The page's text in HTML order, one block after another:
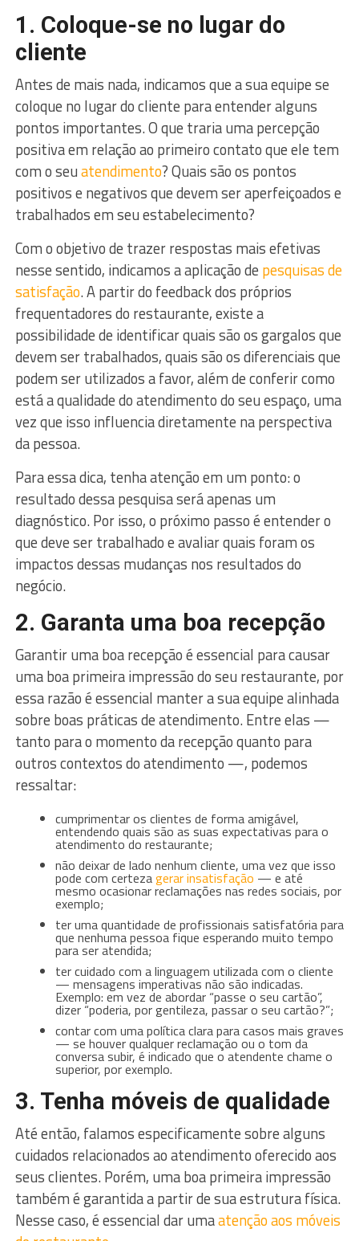
1. Coloque-se no lugar do
cliente
Antes de mais nada, indicamos que a sua equipe se
coloque no lugar do cliente para entender alguns
pontos importantes. O que traria uma percepção
positiva em relação ao primeiro contato que ele tem
com o seuatendimento? Quais são os pontos
positivos e negativos que devem ser aperfeiçoados e
trabalhados em seu estabelecimento?
Com o objetivo de trazer respostas mais efetivas
nesse sentido, indicamos a aplicação de pesquisas de
satisfação. A partir do feedback dos próprios
frequentadores do restaurante, existe a
possibilidade de identificar quais são os gargalos que
devem ser trabalhados, quais são os diferenciais que
podem ser utilizados a favor, além de conferir como
está a qualidade do atendimento do seu espaço, uma
vez que isso influencia diretamente na perspectiva
da pessoa.
Para essa dica, tenha atenção em um ponto: o
resultado dessa pesquisa será apenas um
diagnóstico. Por isso, o próximo passo é entender o
que deve ser trabalhado e avaliar quais foram os
impactos dessas mudanças nos resultados do
negócio.
2. Garanta uma boa recepção
Garantir uma boa recepção é essencial para causar
uma boa primeira impressão do seu restaurante, por
essa razão é essencial manter a sua equipe alinhada
sobre boas práticas de atendimento. Entre elas —
tanto para o momento da recepção quanto para
outros contextos do atendimento —, podemos
ressaltar:
cumprimentar os clientes de forma amigável,
entendendo quais são as suas expectativas para o
atendimento do restaurante;
não deixar de lado nenhum cliente, uma vez que isso
pode com certezagerar insatisfação — e até
mesmo ocasionar reclamações nas redes sociais, por
exemplo;
ter uma quantidade de profissionais satisfatória para
que nenhuma pessoa fique esperando muito tempo
para ser atendida;
ter cuidado com a linguagem utilizada com o cliente
— mensagens imperativas não são indicadas.
Exemplo: em vez de abordar “passe o seu cartão”,
dizer “poderia, por gentileza, passar o seu cartão?”;
contar com uma política clara para casos mais graves
— se houver qualquer reclamação ou o tom da
conversa subir, é indicado que o atendente chame o
superior, por exemplo.
3. Tenha móveis de qualidade
Até então, falamos especificamente sobre alguns
cuidados relacionados ao atendimento oferecido aos
seus clientes. Porém, uma boa primeira impressão
também é garantida a partir de sua estrutura física.
Nesse caso, é essencial dar umaatenção aos móveis